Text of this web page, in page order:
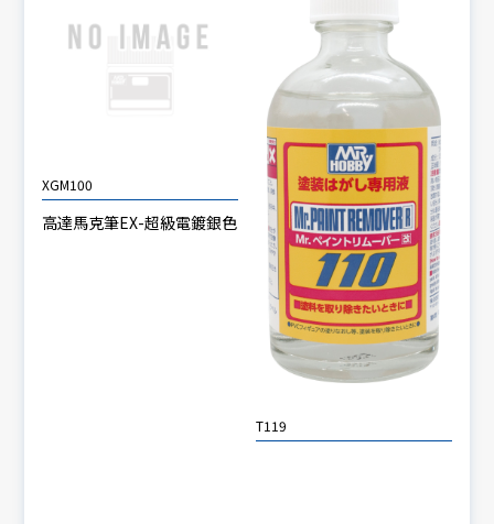
XGM100
高達馬克筆EX-超級電鍍銀色
T119